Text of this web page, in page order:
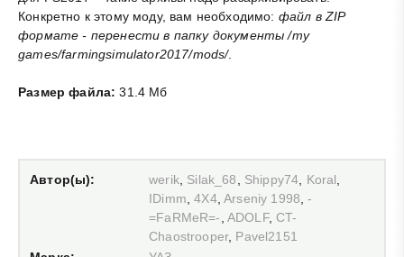
Конкретно к этому моду, вам необходимо: файл в ZIP
формате - перенести в папку документы /my
games/farmingsimulator2017/mods/.
Размер файла: 31.4 Мб
Автор(ы): werik, Silak_68, Shippy74, Koral,
IDimm,4X4,Arseniy 1998,-
=FaRMeR=-, ADOLF,CT-
Chaostrooper, Pavel2151